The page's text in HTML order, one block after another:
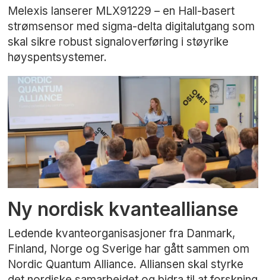
Melexis lanserer MLX91229 – en Hall-basert
strømsensor med sigma-delta digitalutgang som
skal sikre robust signaloverføring i støyrike
høyspentsystemer.
Ny nordisk kvanteallianse
Ledende kvanteorganisasjoner fra Danmark,
Finland, Norge og Sverige har gått sammen om
Nordic Quantum Alliance. Alliansen skal styrke